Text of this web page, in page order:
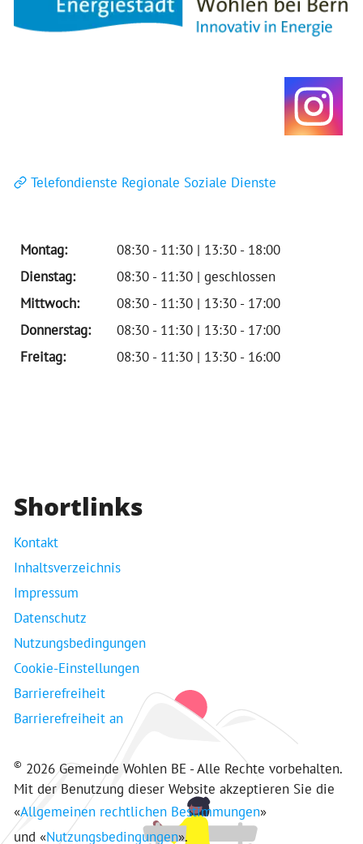
Telefondienste Regionale Soziale Dienste
Montag:
08:30 - 11:30 | 13:30 - 18:00
Dienstag:
08:30 - 11:30 | geschlossen
Mittwoch:
08:30 - 11:30 | 13:30 - 17:00
Donnerstag:
08:30 - 11:30 | 13:30 - 17:00
Freitag:
08:30 - 11:30 | 13:30 - 16:00
Shortlinks
Kontakt
Inhaltsverzeichnis
Impressum
Datenschutz
Nutzungsbedingungen
Cookie-Einstellungen
Barrierefreiheit
Barrierefreiheit an
© 2026 Gemeinde Wohlen BE - Alle Rechte vorbehalten.
Mit der Benutzung dieser Website akzeptieren Sie die
«Allgemeinen rechtlichen Bestimmungen»
und «Nutzungsbedingungen».